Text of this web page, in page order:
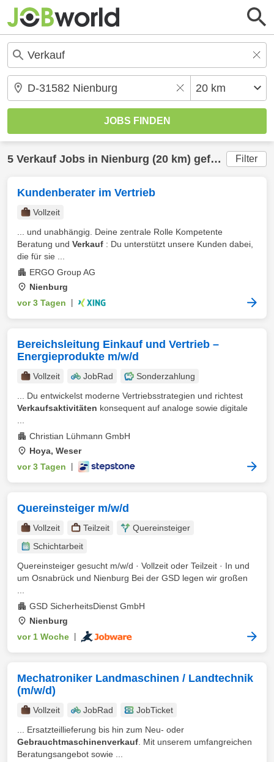
5 Verkauf Jobs in Nienburg (20 km) gefunden Filter
Kundenberater im Vertrieb
Vollzeit
... und unabhängig. Deine zentrale Rolle Kompetente
Beratung und Verkauf : Du unterstützt unsere Kunden dabei,
die für sie ...
ERGO Group AG
Nienburg
vor 3 Tagen
Bereichsleitung Einkauf und Vertrieb –
Energieprodukte m/w/d
Vollzeit JobRad
Sonderzahlung
... Du entwickelst moderne Vertriebsstrategien und richtest
Verkaufsaktivitäten konsequent auf analoge sowie digitale
Christian Lühmann GmbH
Hoya, Weser
vor 3 Tagen
Quereinsteiger m/w/d
Vollzeit Teilzeit
Quereinsteiger
Schichtarbeit
Quereinsteiger gesucht m/w/d · Vollzeit oder Teilzeit · In und
um Osnabrück und Nienburg Bei der GSD legen wir großen
GSD SicherheitsDienst GmbH
Nienburg
vor 1 Woche
Mechatroniker Landmaschinen / Landtechnik
(m/w/d)
Vollzeit JobRad
JobTicket
... Ersatzteillieferung bis hin zum Neu- oder
Gebrauchtmaschinenverkauf . Mit unserem umfangreichen
Beratungsangebot sowie ...